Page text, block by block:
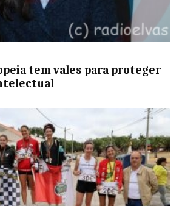
tem vales para proteger